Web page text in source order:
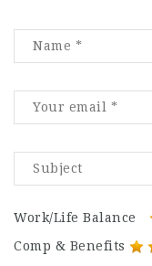
Work/Life Balance
Comp & Benefits